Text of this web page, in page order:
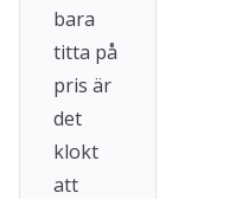
bara
titta på
pris är
det
klokt
att